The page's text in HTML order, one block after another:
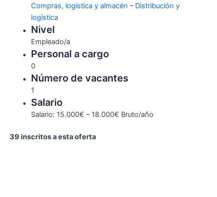
Compras, logística y almacén – Distribución y
logística
Nivel
Empleado/a
Personal a cargo
0
Número de vacantes
1
Salario
Salario: 15.000€ – 18.000€ Bruto/año
39 inscritos a esta oferta